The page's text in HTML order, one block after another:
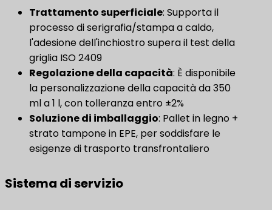
Trattamento superficiale: Supporta il
processo di serigrafia/stampa a caldo,
l'adesione dell'inchiostro supera il test della
griglia ISO 2409
Regolazione della capacità​: È disponibile
la personalizzazione della capacità da 350
ml a 1 l, con tolleranza entro ±2%
Soluzione di imballaggio​: Pallet in legno +
strato tampone in EPE, per soddisfare le
esigenze di trasporto transfrontaliero
Sistema di servizio